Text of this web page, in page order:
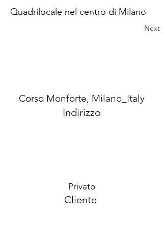
Quadrilocale nel centro di Milano
Next
Corso Monforte, Milano_Italy
Indirizzo
Privato
Cliente